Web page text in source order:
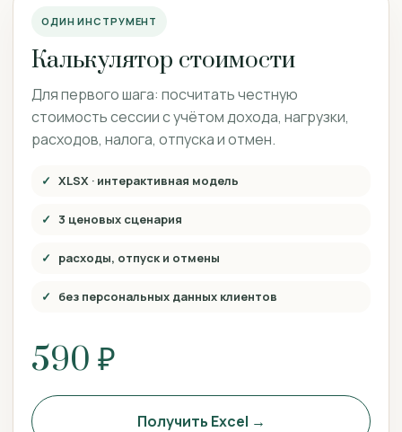
ОДИН ИНСТРУМЕНТ
Калькулятор стоимости
Для первого шага: посчитать честную
стоимость сессии с учётом дохода, нагрузки,
расходов, налога, отпуска и отмен.
XLSX · интерактивная модель
3 ценовых сценария
расходы, отпуск и отмены
без персональных данных клиентов
590 ₽
Получить Excel →